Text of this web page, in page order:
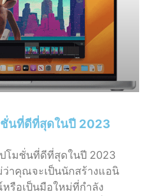
นที่ดีที่สุดในปี 2023
โมชั่นที่ดีที่สุดในปี 2023
ว่าคุณจะเป็นนักสร้างแอนิ
รือเป็นมือใหม่ที่กำลัง